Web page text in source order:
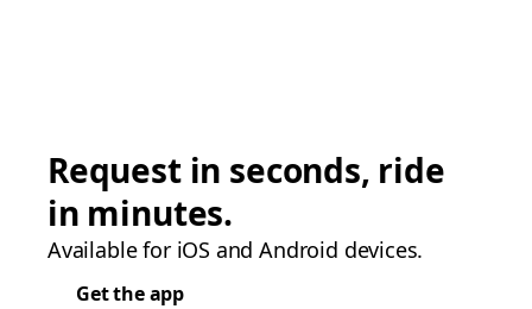
Request in seconds, ride
in minutes.
Available for iOS and Android devices.
Get the app